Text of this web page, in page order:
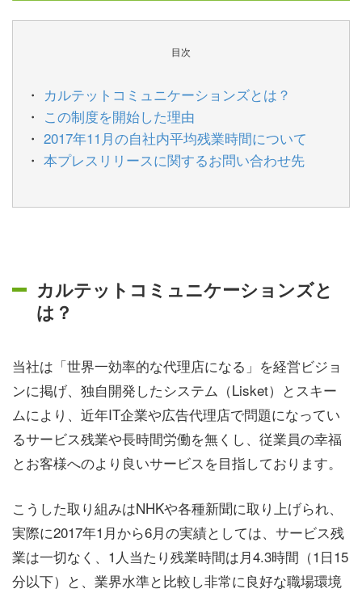
目次
カルテットコミュニケーションズとは？
この制度を開始した理由
2017年11月の自社内平均残業時間について
本プレスリリースに関するお問い合わせ先
カルテットコミュニケーションズと
は？
当社は「世界一効率的な代理店になる」を経営ビジョ
ンに掲げ、独自開発したシステム（Lisket）とスキー
ムにより、近年IT企業や広告代理店で問題になってい
るサービス残業や長時間労働を無くし、従業員の幸福
とお客様へのより良いサービスを目指しております。
こうした取り組みはNHKや各種新聞に取り上げられ、
実際に2017年1月から6月の実績としては、サービス残
業は一切なく、1人当たり残業時間は月4.3時間（1日15
分以下）と、業界水準と比較し非常に良好な職場環境